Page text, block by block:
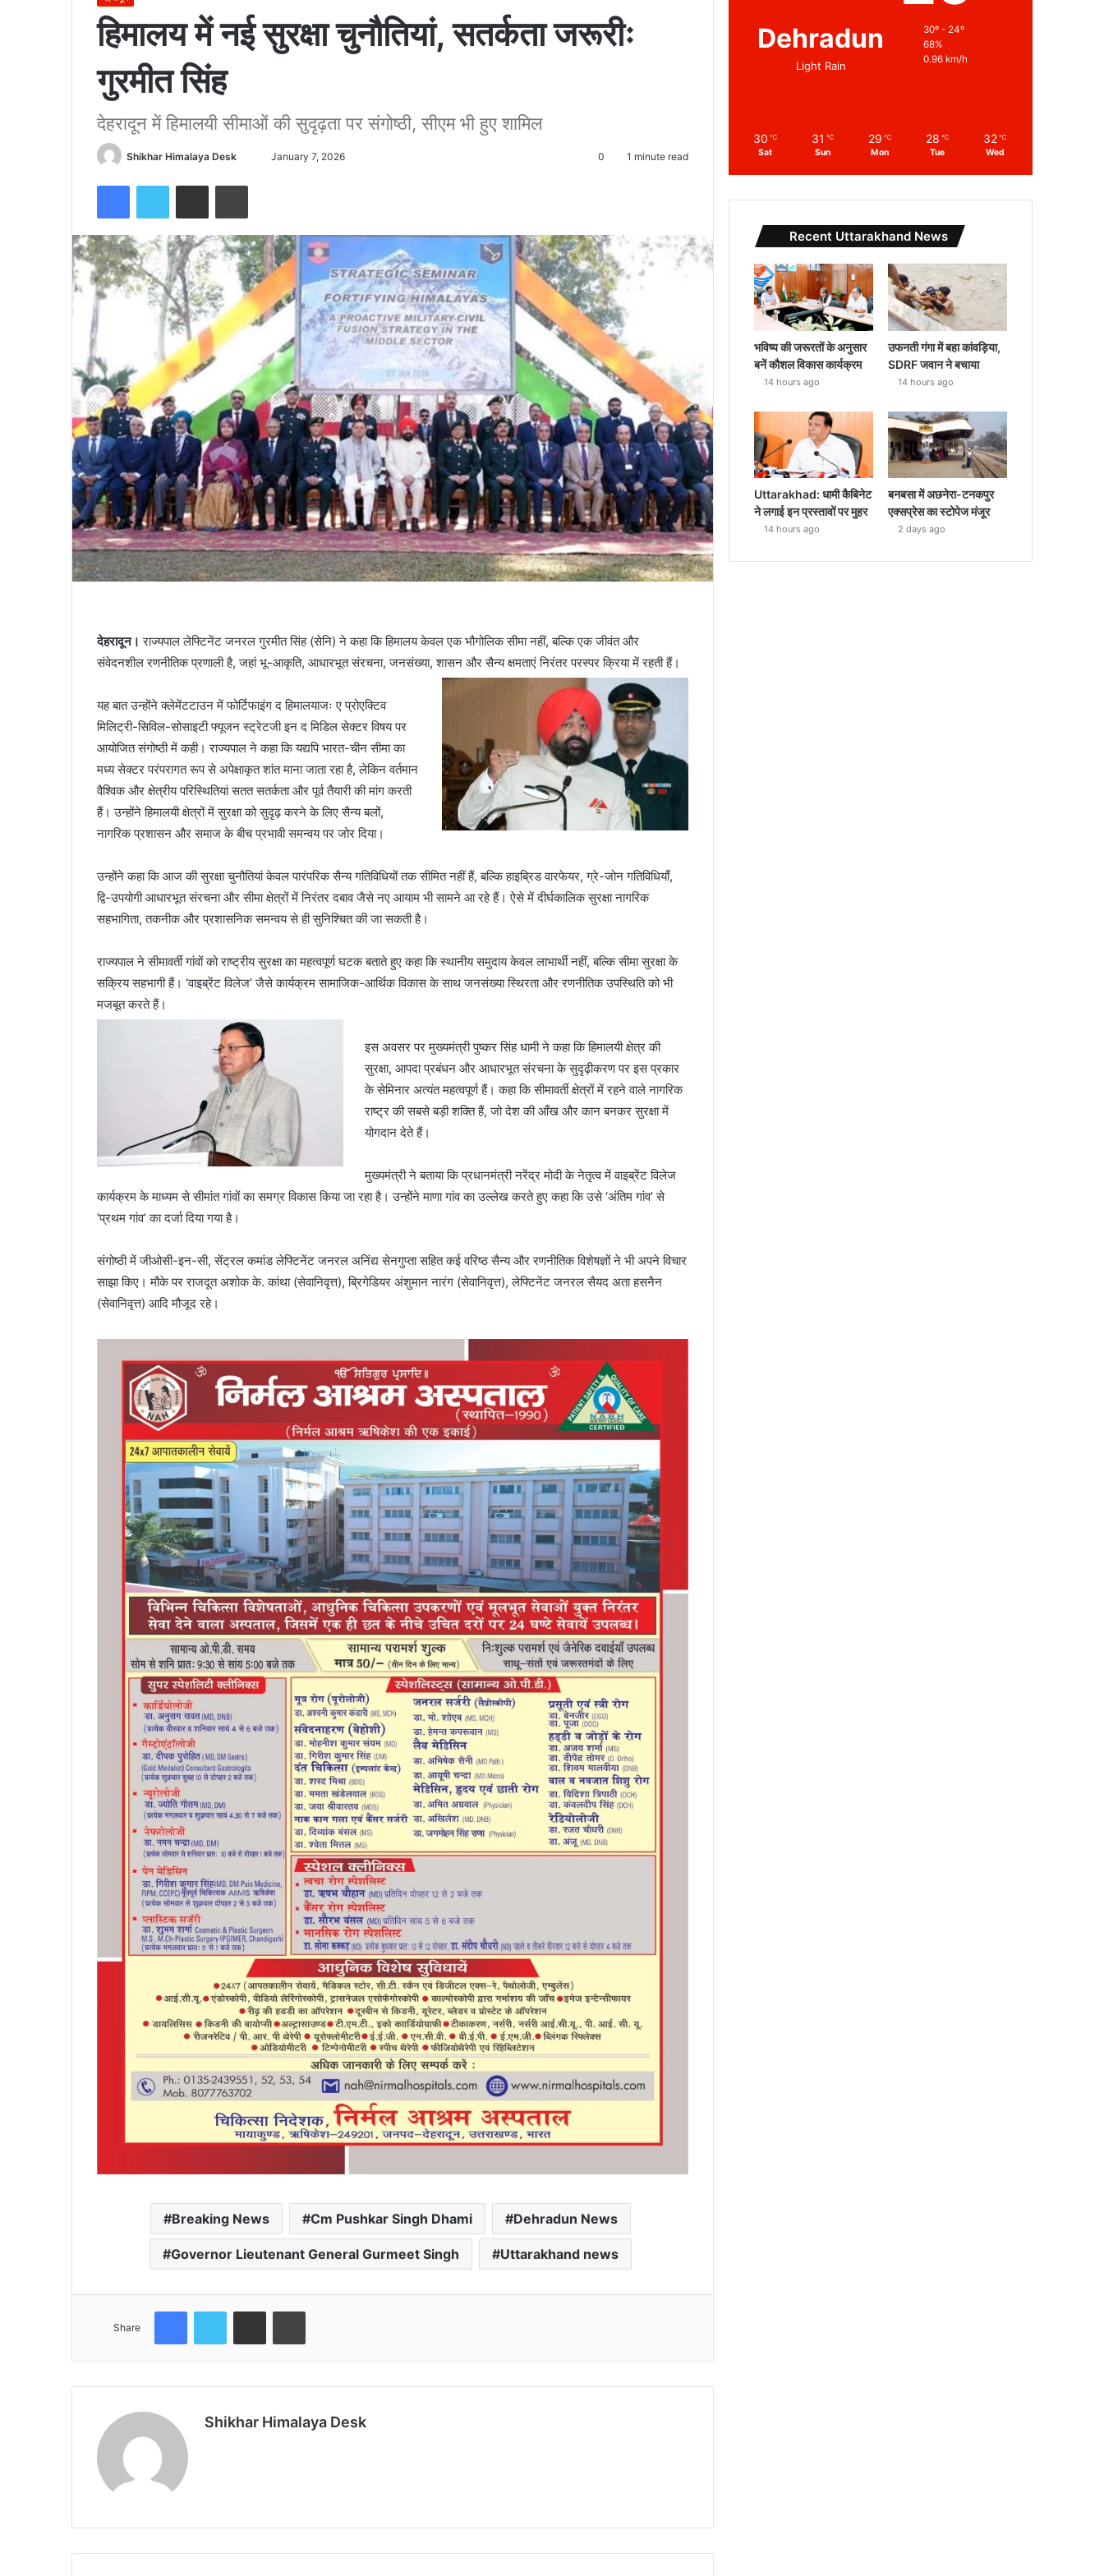
हिमालय में नई सुरक्षा चुनौतियां, सतर्कता जरूरीः
गुरमीत सिंह
देहरादून में हिमालयी सीमाओं की सुदृढ़ता पर संगोष्ठी, सीएम भी हुए शामिल
Shikhar Himalaya Desk
SendJanuary 7, 2026 0 1 minute read
FacebookTwitter Share via Email Print
देहरादून। राज्यपाल लेफ्टिनेंट जनरल गुरमीत सिंह (सेनि) ने कहा कि हिमालय केवल एक भौगोलिक सीमा नहीं, बल्कि एक जीवंत और
संवेदनशील रणनीतिक प्रणाली है, जहां भू-आकृति, आधारभूत संरचना, जनसंख्या, शासन और सैन्य क्षमताएं निरंतर परस्पर क्रिया में रहती हैं।
यह बात उन्होंने क्लेमेंटटाउन में फोर्टिफाइंग द हिमालयाजः ए प्रोएक्टिव
मिलिट्री-सिविल-सोसाइटी फ्यूजन स्ट्रेटजी इन द मिडिल सेक्टर विषय पर
आयोजित संगोष्ठी में कही। राज्यपाल ने कहा कि यद्यपि भारत-चीन सीमा का
मध्य सेक्टर परंपरागत रूप से अपेक्षाकृत शांत माना जाता रहा है, लेकिन वर्तमान
वैश्विक और क्षेत्रीय परिस्थितियां सतत सतर्कता और पूर्व तैयारी की मांग करती
हैं। उन्होंने हिमालयी क्षेत्रों में सुरक्षा को सुदृढ़ करने के लिए सैन्य बलों,
नागरिक प्रशासन और समाज के बीच प्रभावी समन्वय पर जोर दिया।
उन्होंने कहा कि आज की सुरक्षा चुनौतियां केवल पारंपरिक सैन्य गतिविधियों तक सीमित नहीं हैं, बल्कि हाइब्रिड वारफेयर, ग्रे-जोन गतिविधियाँ,
द्वि-उपयोगी आधारभूत संरचना और सीमा क्षेत्रों में निरंतर दबाव जैसे नए आयाम भी सामने आ रहे हैं। ऐसे में दीर्घकालिक सुरक्षा नागरिक
सहभागिता, तकनीक और प्रशासनिक समन्वय से ही सुनिश्चित की जा सकती है।
राज्यपाल ने सीमावर्ती गांवों को राष्ट्रीय सुरक्षा का महत्वपूर्ण घटक बताते हुए कहा कि स्थानीय समुदाय केवल लाभार्थी नहीं, बल्कि सीमा सुरक्षा के
सक्रिय सहभागी हैं। ‘वाइब्रेंट विलेज’ जैसे कार्यक्रम सामाजिक-आर्थिक विकास के साथ जनसंख्या स्थिरता और रणनीतिक उपस्थिति को भी
मजबूत करते हैं।
इस अवसर पर मुख्यमंत्री पुष्कर सिंह धामी ने कहा कि हिमालयी क्षेत्र की
सुरक्षा, आपदा प्रबंधन और आधारभूत संरचना के सुदृढ़ीकरण पर इस प्रकार
के सेमिनार अत्यंत महत्वपूर्ण हैं। कहा कि सीमावर्ती क्षेत्रों में रहने वाले नागरिक
राष्ट्र की सबसे बड़ी शक्ति हैं, जो देश की आँख और कान बनकर सुरक्षा में
योगदान देते हैं।
मुख्यमंत्री ने बताया कि प्रधानमंत्री नरेंद्र मोदी के नेतृत्व में वाइब्रेंट विलेज
कार्यक्रम के माध्यम से सीमांत गांवों का समग्र विकास किया जा रहा है। उन्होंने माणा गांव का उल्लेख करते हुए कहा कि उसे ‘अंतिम गांव’ से
‘प्रथम गांव’ का दर्जा दिया गया है।
संगोष्ठी में जीओसी-इन-सी, सेंट्रल कमांड लेफ्टिनेंट जनरल अनिंद्य सेनगुप्ता सहित कई वरिष्ठ सैन्य और रणनीतिक विशेषज्ञों ने भी अपने विचार
साझा किए। मौके पर राजदूत अशोक के. कांथा (सेवानिवृत्त), ब्रिगेडियर अंशुमान नारंग (सेवानिवृत्त), लेफ्टिनेंट जनरल सैयद अता हसनैन
(सेवानिवृत्त) आदि मौजूद रहे।
Breaking News Cm Pushkar Singh Dhami Dehradun News
Governor Lieutenant General Gurmeet Singh Uttarakhand news
Share
FacebookTwitter Share via Email Print
Shikhar Himalaya Desk
Dehradun
Light Rain
30º - 24º
68%
0.96 km/h
30 ℃
Sat
31 ℃
Sun
29 ℃
Mon
28 ℃
Tue
32 ℃
Wed
Recent Uttarakhand News
भविष्य की जरूरतों के अनुसार
बनें कौशल विकास कार्यक्रम
14 hours ago
उफनती गंगा में बहा कांवड़िया,
SDRF जवान ने बचाया
14 hours ago
Uttarakhad: धामी कैबिनेट
ने लगाई इन प्रस्तावों पर मुहर
14 hours ago
बनबसा में अछनेरा-टनकपुर
एक्सप्रेस का स्टोपेज मंजूर
2 days ago